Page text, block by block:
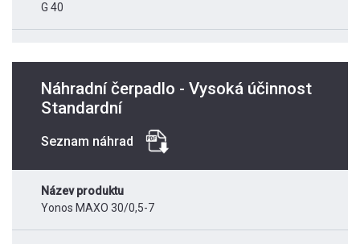
G 40
Náhradní čerpadlo - Vysoká účinnost
Standardní
Seznam náhrad
Název produktu
Yonos MAXO 30/0,5-7